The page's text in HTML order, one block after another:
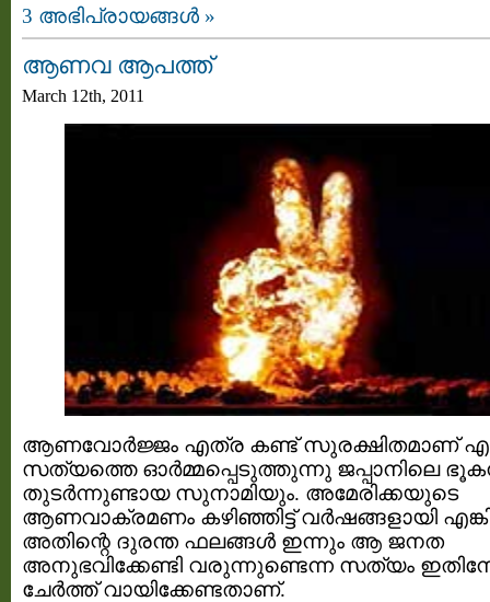
3 അഭിപ്രായങ്ങള്‍ »
ആണവ ആപത്ത്‌
March 12th, 2011
ആണവോര്‍ജ്ജം എത്ര കണ്ട്‌ സുരക്ഷിതമാണ്
സത്യത്തെ ഓര്‍മ്മപ്പെടുത്തുന്നു ജപ്പാനിലെ
തുടര്‍ന്നുണ്ടായ സുനാമിയും. അമേരിക്കയുടെ
ആണവാക്രമണം കഴിഞ്ഞിട്ട് വര്‍ഷങ്ങളായി
അതിന്റെ ദുരന്ത ഫലങ്ങള്‍ ഇന്നും ആ ജനത
അനുഭവിക്കേണ്ടി വരുന്നുണ്ടെന്ന സത്യം
ചേര്‍ത്ത്‌ വായിക്കേണ്ടതാണ്.